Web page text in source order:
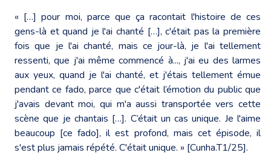
« […] pour moi, parce que ça racontait l'histoire de ces
gens-là et quand je l'ai chanté […], c'était pas la première
fois que je l'ai chanté, mais ce jour-là, je l'ai tellement
ressenti, que j'ai même commencé à..., j'ai eu des larmes
aux yeux, quand je l'ai chanté, et j'étais tellement émue
pendant ce fado, parce que c'était l’émotion du public que
j'avais devant moi, qui m'a aussi transportée vers cette
scène que je chantais […]. C’était un cas unique. Je l'aime
beaucoup [ce fado], il est profond, mais cet épisode, il
s'est plus jamais répété. C'était unique. » [Cunha.T1/25].